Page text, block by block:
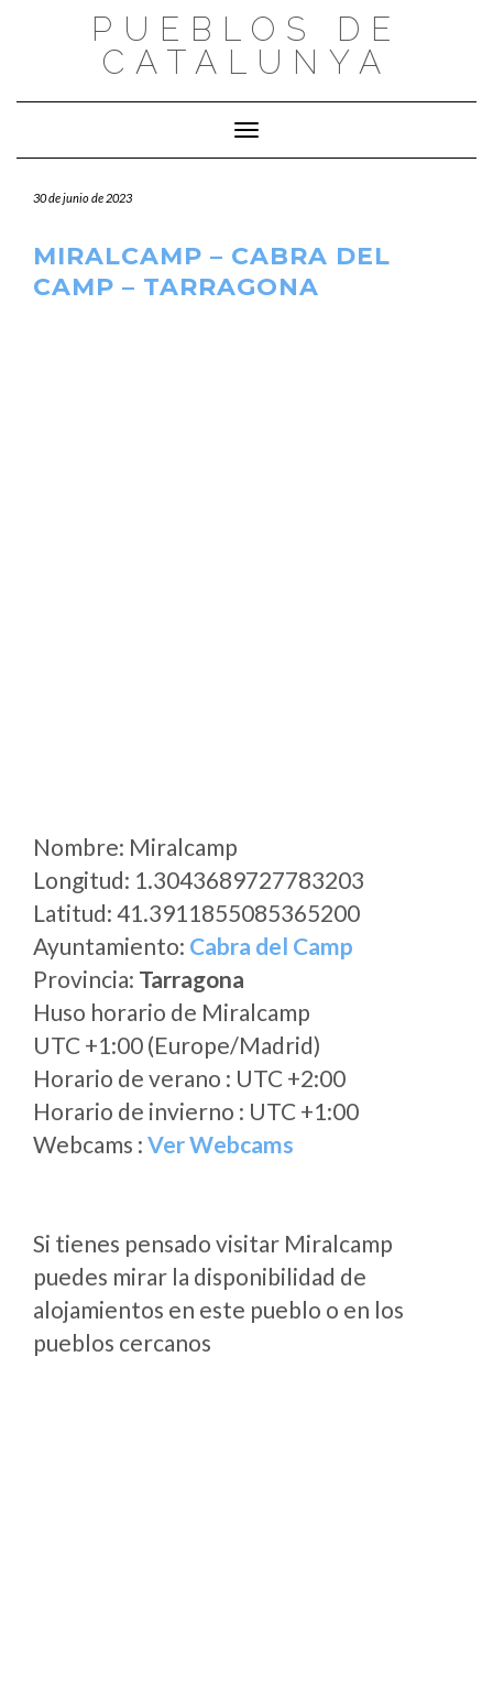
PUEBLOS DE
CATALUNYA
Cambiar modo de navegación
30 de junio de 2023
MIRALCAMP – CABRA DEL
CAMP – TARRAGONA
Nombre: Miralcamp
Longitud: 1.3043689727783203
Latitud: 41.3911855085365200
Ayuntamiento: Cabra del Camp
Provincia: Tarragona
Huso horario de Miralcamp
UTC +1:00 (Europe/Madrid)
Horario de verano : UTC +2:00
Horario de invierno : UTC +1:00
Webcams : Ver Webcams
Si tienes pensado visitar Miralcamp
puedes mirar la disponibilidad de
alojamientos en este pueblo o en los
pueblos cercanos